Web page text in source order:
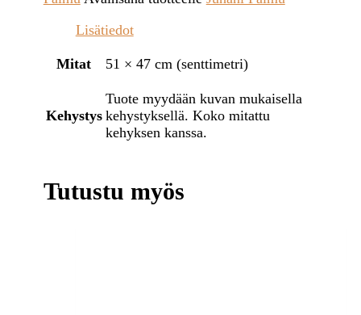
Lisätiedot
Mitat 51 × 47 cm (senttimetri)
Kehystys
Tuote myydään kuvan mukaisella
kehystyksellä. Koko mitattu
kehyksen kanssa.
Tutustu myös